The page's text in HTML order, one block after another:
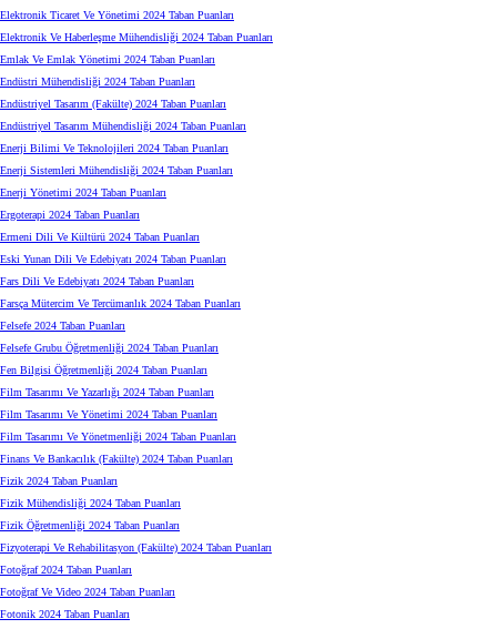
Elektronik Ticaret Ve Yönetimi 2024 Taban Puanları
Elektronik Ve Haberleşme Mühendisliği 2024 Taban Puanları
Emlak Ve Emlak Yönetimi 2024 Taban Puanları
Endüstri Mühendisliği 2024 Taban Puanları
Endüstriyel Tasarım (Fakülte) 2024 Taban Puanları
Endüstriyel Tasarım Mühendisliği 2024 Taban Puanları
Enerji Bilimi Ve Teknolojileri 2024 Taban Puanları
Enerji Sistemleri Mühendisliği 2024 Taban Puanları
Enerji Yönetimi 2024 Taban Puanları
Ergoterapi 2024 Taban Puanları
Ermeni Dili Ve Kültürü 2024 Taban Puanları
Eski Yunan Dili Ve Edebiyatı 2024 Taban Puanları
Fars Dili Ve Edebiyatı 2024 Taban Puanları
Farsça Mütercim Ve Tercümanlık 2024 Taban Puanları
Felsefe 2024 Taban Puanları
Felsefe Grubu Öğretmenliği 2024 Taban Puanları
Fen Bilgisi Öğretmenliği 2024 Taban Puanları
Film Tasarımı Ve Yazarlığı 2024 Taban Puanları
Film Tasarımı Ve Yönetimi 2024 Taban Puanları
Film Tasarımı Ve Yönetmenliği 2024 Taban Puanları
Finans Ve Bankacılık (Fakülte) 2024 Taban Puanları
Fizik 2024 Taban Puanları
Fizik Mühendisliği 2024 Taban Puanları
Fizik Öğretmenliği 2024 Taban Puanları
Fizyoterapi Ve Rehabilitasyon (Fakülte) 2024 Taban Puanları
Fotoğraf 2024 Taban Puanları
Fotoğraf Ve Video 2024 Taban Puanları
Fotonik 2024 Taban Puanları